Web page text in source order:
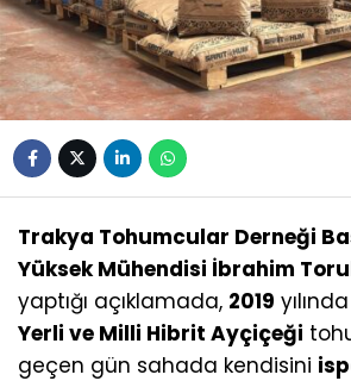
Trakya Tohumcular Derneği
Yüksek Mühendisi İbrahim
yaptığı açıklamada, 2019
Yerli ve Milli Hibrit Ayçiçeği
geçen gün sahada kendisini